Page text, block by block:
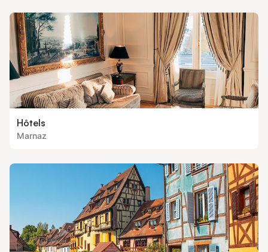
Hôtels
Marnaz